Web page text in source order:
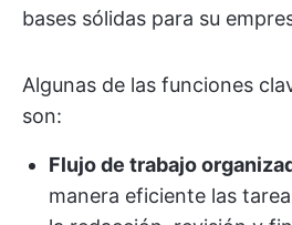
bases sólidas para su
Algunas de las funciones
son:
Flujo de trabajo
manera eficiente las